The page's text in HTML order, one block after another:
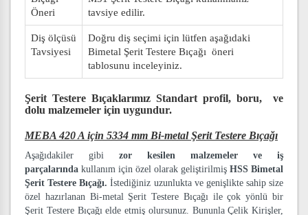
Öneri
tavsiye edilir.
Diş ölçüsü
Tavsiyesi
Doğru diş seçimi için lütfen aşağıdaki
Bimetal Şerit Testere Bıçağı öneri
tablosunu inceleyiniz.
Şerit Testere Bıçaklarımız Standart profil, boru, ve
dolu malzemeler için uygundur.
MEBA 420 A için 5334 mm Bi-metal Şerit Testere Bıçağı
Aşağıdakiler gibi zor kesilen malzemeler ve iş
parçalarında kullanım için özel olarak geliştirilmiş HSS Bimetal
Şerit Testere Bıçağı.İstediğiniz uzunlukta ve genişlikte sahip size
özel hazırlanan Bi-metal Şerit Testere Bıçağı ile çok yönlü bir
Şerit Testere Bıçağı elde etmiş olursunuz. Bununla Çelik Kirişler,